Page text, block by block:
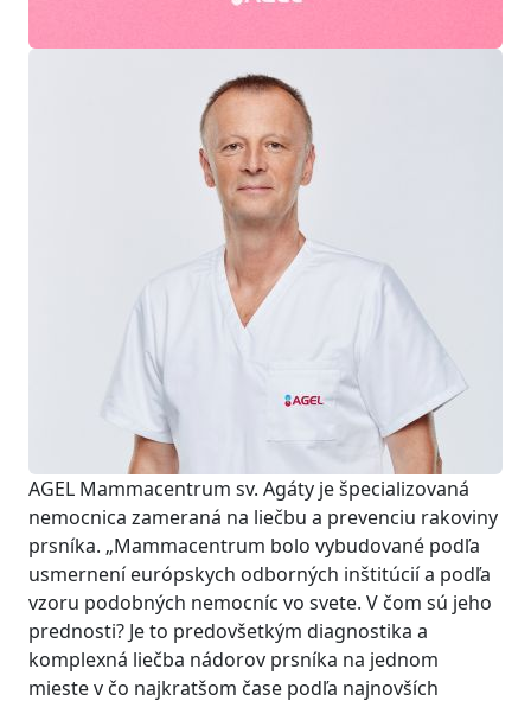
AGEL Mammacentrum sv. Agáty je špecializovaná
nemocnica zameraná na liečbu a prevenciu rakoviny
prsníka. „Mammacentrum bolo vybudované podľa
usmernení európskych odborných inštitúcií a podľa
vzoru podobných nemocníc vo svete. V čom sú jeho
prednosti? Je to predovšetkým diagnostika a
komplexná liečba nádorov prsníka na jednom
mieste v čo najkratšom čase podľa najnovších